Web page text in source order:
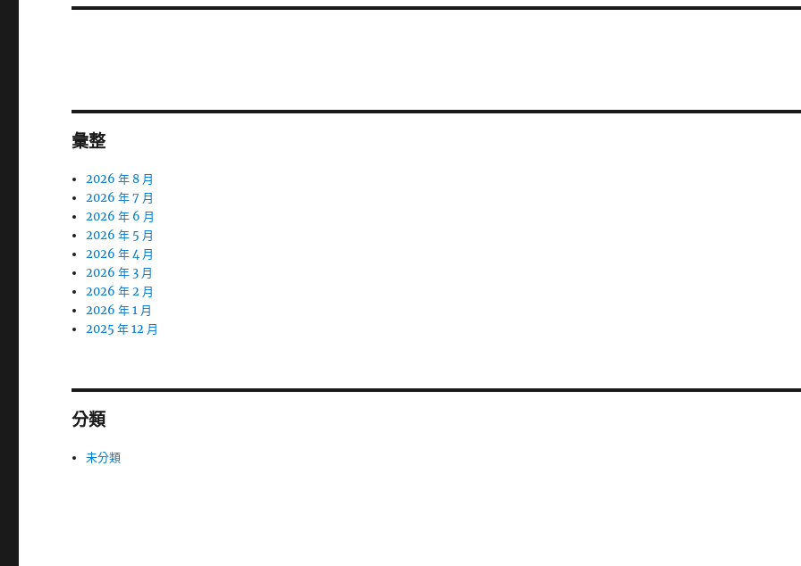
篇
彙整
2026 年 8 月
2026 年 7 月
2026 年 6 月
2026 年 5 月
2026 年 4 月
2026 年 3 月
2026 年 2 月
2026 年 1 月
2025 年 12 月
分類
未分類